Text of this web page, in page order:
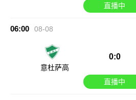
直播中
06:00 08-08
意杜萨高
0:0
直播中